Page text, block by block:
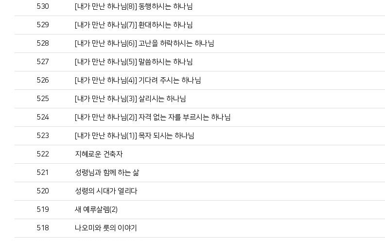
530 [내가 만난 하나님(8)] 동행하시는 하나님
529 [내가 만난 하나님(7)] 환대하시는 하나님
528 [내가 만난 하나님(6)] 고난을 허락하시는 하나님
527 [내가 만난 하나님(5)] 말씀하시는 하나님
526 [내가 만난 하나님(4)] 기다려 주시는 하나님
525 [내가 만난 하나님(3)] 살리시는 하나님
524 [내가 만난 하나님(2)] 자격 없는 자를 부르시는 하나님
523 [내가 만난 하나님(1)] 목자 되시는 하나님
522 지혜로운 건축자
521 성령님과 함께 하는 삶
520 성령의 시대가 열리다
519 새 예루살렘(2)
518 나오미와 룻의 이야기